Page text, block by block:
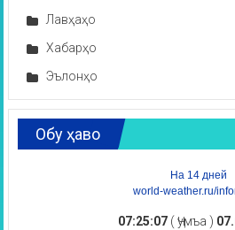
Лавҳаҳо
Хабарҳо
Эълонҳо
Обу ҳаво
На 14 дней
world-weather.ru/
07:25:07( Ҷумъа )